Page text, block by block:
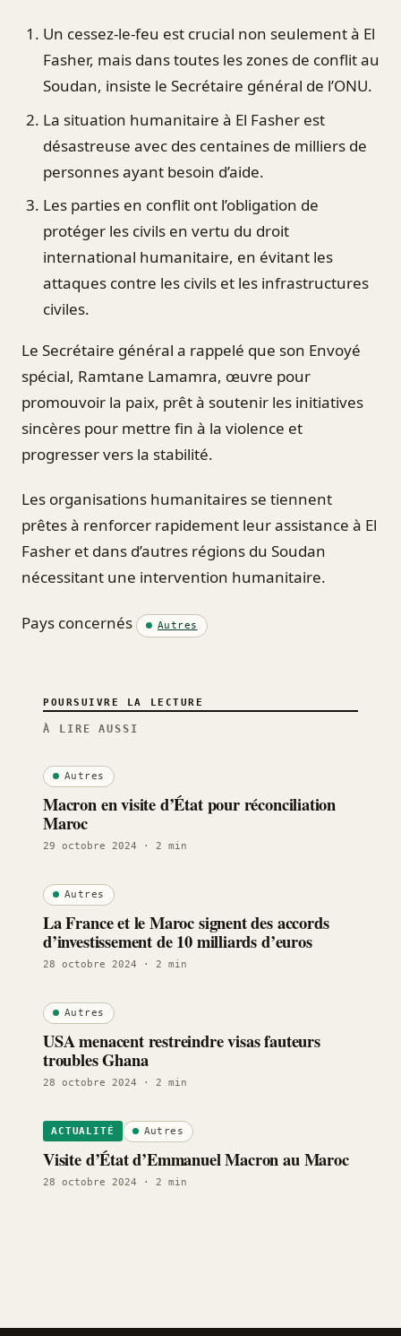
Un cessez-le-feu est crucial non seulement à El
Fasher, mais dans toutes les zones de conflit au
Soudan, insiste le Secrétaire général de l’ONU.
La situation humanitaire à El Fasher est
désastreuse avec des centaines de milliers de
personnes ayant besoin d’aide.
Les parties en conflit ont l’obligation de
protéger les civils en vertu du droit
international humanitaire, en évitant les
attaques contre les civils et les infrastructures
civiles.
Le Secrétaire général a rappelé que son Envoyé
spécial, Ramtane Lamamra, œuvre pour
promouvoir la paix, prêt à soutenir les initiatives
sincères pour mettre fin à la violence et
progresser vers la stabilité.
Les organisations humanitaires se tiennent
prêtes à renforcer rapidement leur assistance à El
Fasher et dans d’autres régions du Soudan
nécessitant une intervention humanitaire.
Pays concernés Autres
POURSUIVRE LA LECTURE
À LIRE AUSSI
Autres
Macron en visite d’État pour réconciliation
Maroc
29 octobre 2024 · 2 min
Autres
La France et le Maroc signent des accords
d’investissement de 10 milliards d’euros
28 octobre 2024 · 2 min
Autres
USA menacent restreindre visas fauteurs
troubles Ghana
28 octobre 2024 · 2 min
ACTUALITÉ Autres
Visite d’État d’Emmanuel Macron au Maroc
28 octobre 2024 · 2 min